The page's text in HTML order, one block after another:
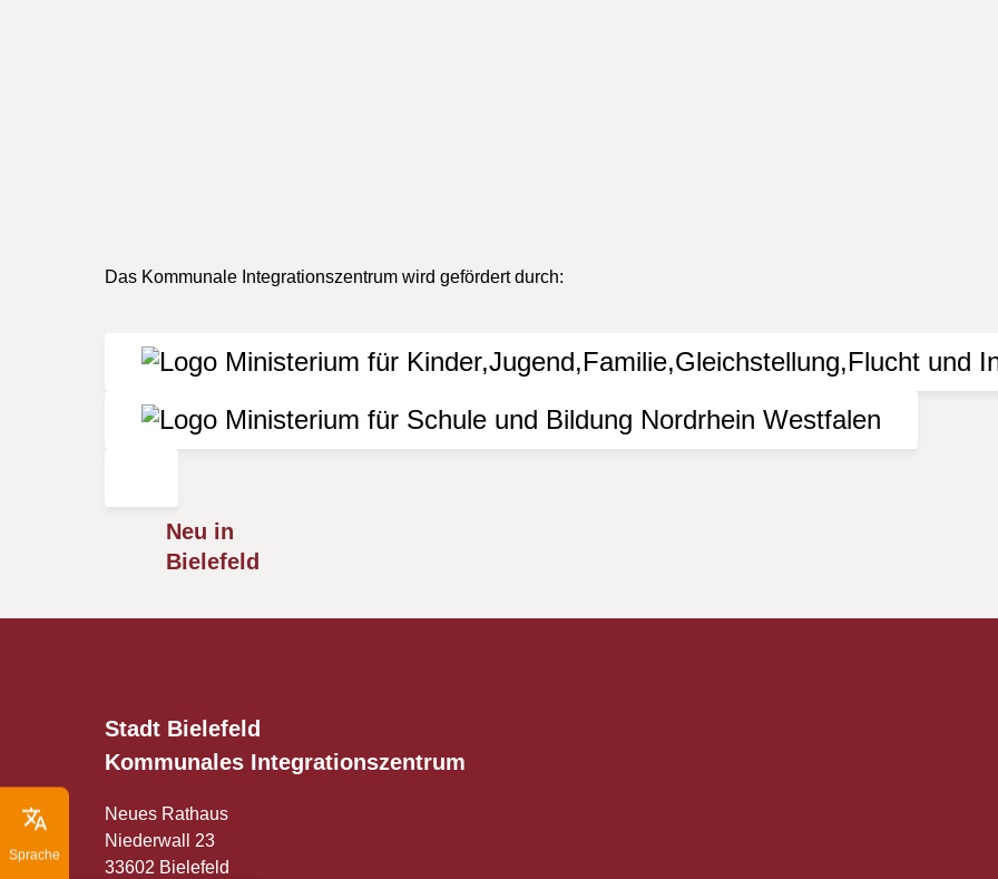
Neu in
Bielefeld
Sprache
Das Kommunale Integrationszentrum wird gefördert durch:
Stadt Bielefeld
Kommunales Integrationszentrum
Neues Rathaus
Niederwall 23
33602 Bielefeld